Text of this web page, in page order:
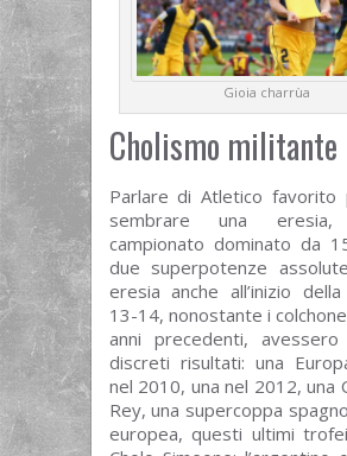
Gioia charrùa
Cholismo militante
Parlare di Atletico favorito
sembrare una
campionato dominato da
due superpotenze
eresia anche all’inizio
13-14, nonostante i
anni precedenti,
discreti risultati: una
nel 2010, una nel 2012, una
Rey, una supercoppa
europea, questi ultimi